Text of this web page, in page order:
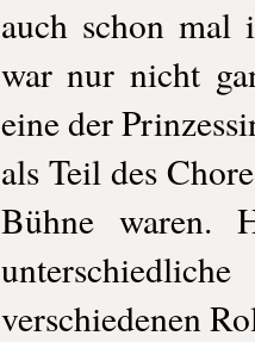
auch schon mal
war nur nicht
eine der
als Teil des
Bühne waren.
verschiedenen